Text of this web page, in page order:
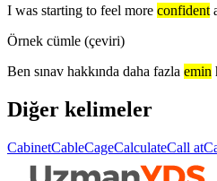
I was starting to feel more confident
Örnek cümle (çeviri)
Ben sınav hakkında daha fazla emin
Diğer kelimeler
CabinetCableCageCalculateCall at